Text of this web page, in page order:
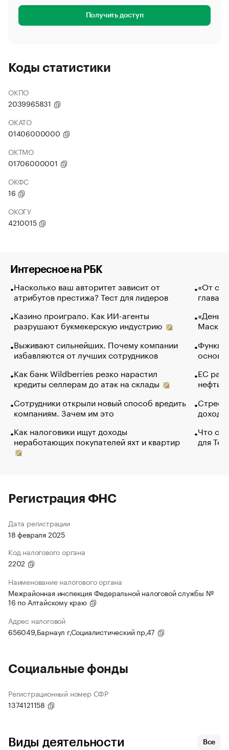
Получить доступ
Коды статистики
ОКПО
2039965831
ОКАТО
01406000000
ОКТМО
01706000001
ОКФС
16
ОКОГУ
4210015
Интересное на РБК
Насколько ваш авторитет зависит от
атрибутов престижа? Тест для лидеров
Казино проиграло. Как ИИ-агенты
разрушают букмекерскую индустрию
Выживают сильнейших. Почему компании
избавляются от лучших сотрудников
Как банк Wildberries резко нарастил
кредиты селлерам до атак на склады
Сотрудники открыли новый способ вредить
компаниям. Зачем им это
Как налоговики ищут доходы
неработающих покупателей яхт и квартир
«От
глава
Маск в
основ
ЕС
нефти
Что
для
Регистрация ФНС
Дата регистрации
18 февраля 2025
Код налогового органа
2202
Наименование налогового органа
Межрайонная инспекция Федеральной налоговой службы №
16 по Алтайскому краю
Адрес налоговой
656049,Барнаул г,Социалистический пр,47
Социальные фонды
Регистрационный номер СФР
1374121158
Виды деятельности Все